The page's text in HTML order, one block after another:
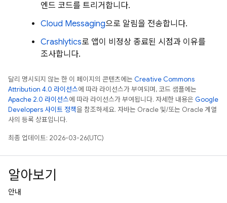
엔드 코드를 트리거합니다.
Cloud Messaging으로 알림을 전송합니다.
Crashlytics로 앱이 비정상 종료된 시점과 이유를
조사합니다.
달리 명시되지 않는 한 이 페이지의 콘텐츠에는 Creative Commons
Attribution 4.0 라이선스에 따라 라이선스가 부여되며, 코드 샘플에는
Apache 2.0 라이선스에 따라 라이선스가 부여됩니다. 자세한 내용은 Google
Developers 사이트 정책을 참조하세요. 자바는 Oracle 및/또는 Oracle 계열
사의 등록 상표입니다.
최종 업데이트: 2026-03-26(UTC)
알아보기
안내